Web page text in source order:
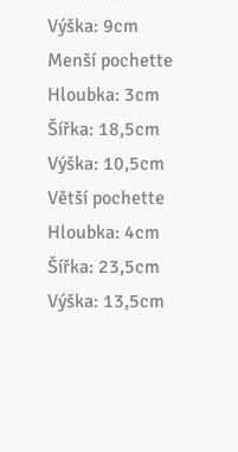
Výška: 9cm
Menší pochette
Hloubka: 3cm
Šířka: 18,5cm
Výška: 10,5cm
Větší pochette
Hloubka: 4cm
Šířka: 23,5cm
Výška: 13,5cm